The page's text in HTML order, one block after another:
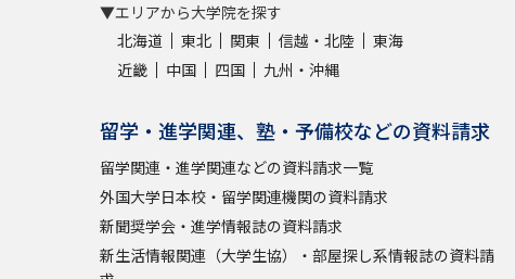
▼エリアから大学院を探す
北海道
東北 関東 信越・北陸
東海
近畿
中国 四国 九州・沖縄
留学・進学関連、塾・予備校などの資料請求
留学関連・進学関連などの資料請求一覧
外国大学日本校・留学関連機関の資料請求
新聞奨学会・進学情報誌の資料請求
新生活情報関連（大学生協）・部屋探し系情報誌の資料請